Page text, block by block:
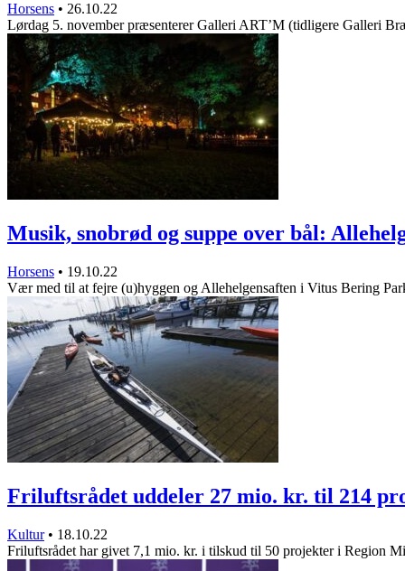
Horsens • 26.10.22
Lørdag 5. november præsenterer Galleri ART’M (tidligere Galleri
Musik, snobrød og suppe over bål:
Horsens • 19.10.22
Vær med til at fejre (u)hyggen og Allehelgensaften i Vitus Bering
Friluftsrådet uddeler 27 mio. kr. til 214
Kultur • 18.10.22
Friluftsrådet har givet 7,1 mio. kr. i tilskud til 50 projekter i Region